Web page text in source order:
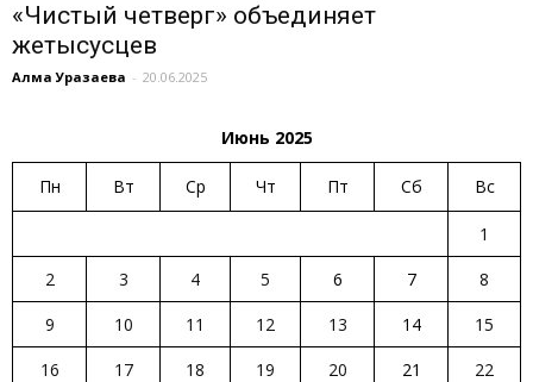
«Чистый четверг» объединяет
жетысусцев
Алма Уразаева - 20.06.2025
Июнь 2025
Пн Вт Ср Чт Пт Сб Вс
1
2
3 4 5 6 7
8
9
10 11 12 13 14
15
16
17 18 19 20 21
22